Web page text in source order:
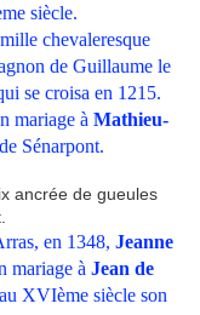
siècle.
chevaleresque
de Guillaume le
se croisa en 1215.
mariage à Mathieu-
Sénarpont.
ancrée de gueules
en 1348, Jeanne
mariage à Jean de
XVIème siècle son